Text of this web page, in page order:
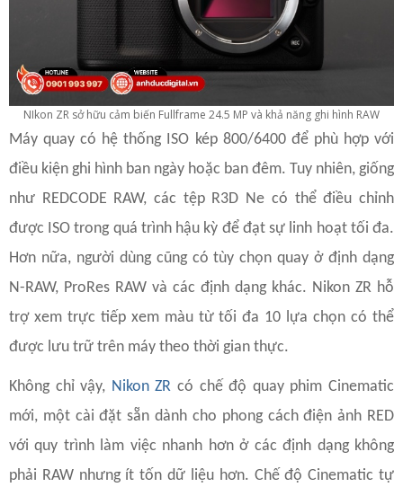
NIkon ZR sở hữu cảm biến Fullframe 24.5 MP và khả năng ghi hình RAW
Máy quay có hệ thống ISO kép 800/6400 để phù hợp với
điều kiện ghi hình ban ngày hoặc ban đêm. Tuy nhiên, giống
như REDCODE RAW, các tệp R3D Ne có thể điều chỉnh
được ISO trong quá trình hậu kỳ để đạt sự linh hoạt tối đa.
Hơn nữa, người dùng cũng có tùy chọn quay ở định dạng
N-RAW, ProRes RAW và các định dạng khác. Nikon ZR hỗ
trợ xem trực tiếp xem màu từ tối đa 10 lựa chọn có thể
được lưu trữ trên máy theo thời gian thực.
Không chỉ vậy, Nikon ZR có chế độ quay phim Cinematic
mới, một cài đặt sẵn dành cho phong cách điện ảnh RED
với quy trình làm việc nhanh hơn ở các định dạng không
phải RAW nhưng ít tốn dữ liệu hơn. Chế độ Cinematic tự